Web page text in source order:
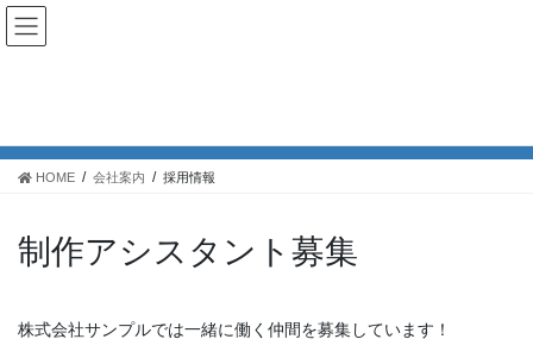
コ
ン
ス
ナ
ビ
ン
HOME 会社案内 採用情報
制作アシスタント募集
株式会社サンプルでは一緒に働く仲間を募集しています！